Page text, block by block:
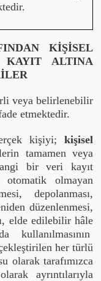
KİŞİSEL
KAYIT ALTINA
veya belirlenebilir
etmektedir.
kişiyi;kişisel
tamamen veya
bir veri kayıt
otomatik olmayan
depolanması,
düzenlenmesi,
elde edilebilir hâle
kullanılmasının
her türlü
olarak tarafımızca
ayrıntılarıyla